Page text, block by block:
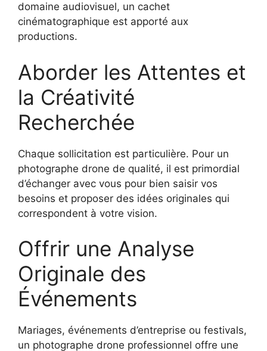
domaine audiovisuel, un cachet
cinématographique est apporté aux
productions.
Aborder les Attentes et
la Créativité
Recherchée
Chaque sollicitation est particulière. Pour un
photographe drone de qualité, il est primordial
d’échanger avec vous pour bien saisir vos
besoins et proposer des idées originales qui
correspondent à votre vision.
Offrir une Analyse
Originale des
Événements
Mariages, événements d’entreprise ou festivals,
un photographe drone professionnel offre une